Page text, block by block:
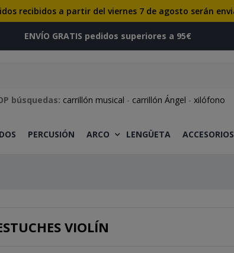
recibidos a partir del viernes 7 de agosto serán
ENVÍO GRATIS pedidos superiores a 95€
búsquedas: carrillón musical - carrillón Ángel - xilófono
PERCUSIÓN ARCO LENGÜETA ACCESORIOS
VIOLÍN